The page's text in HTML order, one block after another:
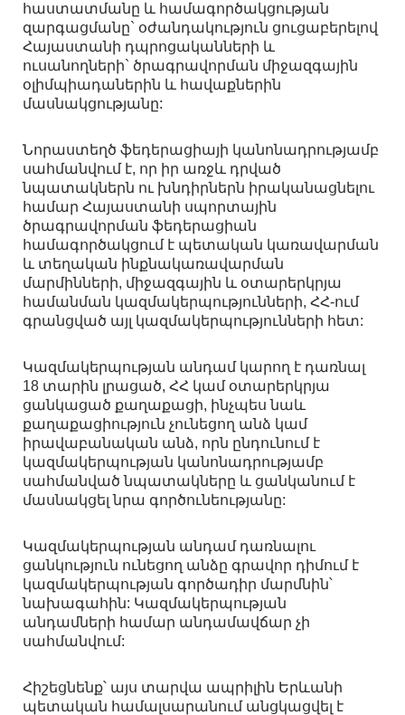
հաստատմանը և համագործակցության
զարգացմանը` օժանդակություն ցուցաբերելով
Հայաստանի դպրոցականների և
ուսանողների` ծրագրավորման միջազգային
օլիմպիադաներին և հավաքներին
մասնակցությանը:
Նորաստեղծ ֆեդերացիայի կանոնադրությամբ
սահմանվում է, որ իր առջև դրված
նպատակներն ու խնդիրներն իրականացնելու
համար Հայաստանի սպորտային
ծրագրավորման ֆեդերացիան
համագործակցում է պետական կառավարման
և տեղական ինքնակառավարման
մարմինների, միջազգային և օտարերկրյա
համանման կազմակերպությունների, ՀՀ-ում
գրանցված այլ կազմակերպությունների հետ:
Կազմակերպության անդամ կարող է դառնալ
18 տարին լրացած, ՀՀ կամ օտարերկրյա
ցանկացած քաղաքացի, ինչպես նաև
քաղաքացիություն չունեցող անձ կամ
իրավաբանական անձ, որն ընդունում է
կազմակերպության կանոնադրությամբ
սահմանված նպատակները և ցանկանում է
մասնակցել նրա գործունեությանը:
Կազմակերպության անդամ դառնալու
ցանկություն ունեցող անձը գրավոր դիմում է
կազմակերպության գործադիր մարմնին՝
նախագահին: Կազմակերպության
անդամների համար անդամավճար չի
սահմանվում:
Հիշեցնենք՝ այս տարվա ապրիլին Երևանի
պետական համալսարանում անցկացվել է